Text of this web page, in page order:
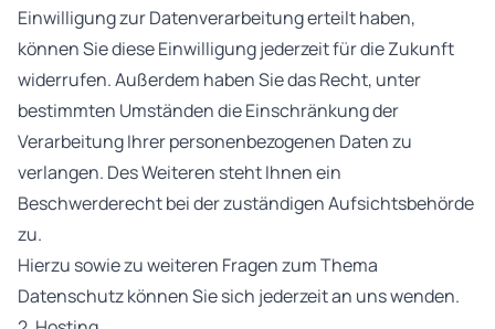
Einwilligung zur Datenverarbeitung erteilt haben,
können Sie diese Einwilligung jederzeit für die Zukunft
widerrufen. Außerdem haben Sie das Recht, unter
bestimmten Umständen die Einschränkung der
Verarbeitung Ihrer personenbezogenen Daten zu
verlangen. Des Weiteren steht Ihnen ein
Beschwerderecht bei der zuständigen Aufsichtsbehörde
zu.
Hierzu sowie zu weiteren Fragen zum Thema
Datenschutz können Sie sich jederzeit an uns wenden.